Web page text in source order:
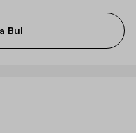
Bul